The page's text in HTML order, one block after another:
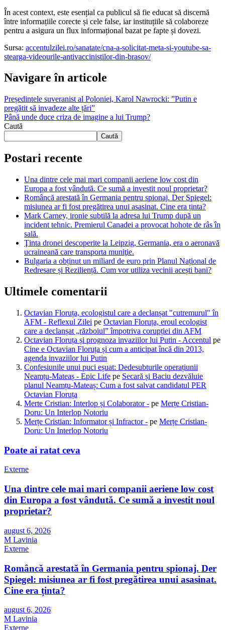
În acest context, este esențial ca publicul să fie educat să discernă
între informațiile corecte și cele false, iar instituțiile să colaboreze
pentru a asigura un flux informațional bazat pe fapte și dovezi.
Sursa: accentulzilei.ro/sanatate/cna-a-solicitat-meta-si-youtube-sa-
stearga-videourile-antivaccinistilor-din-brasov/
Navigare în articole
Președintele suveranist al Poloniei, Karol Nawrocki: ”Putin e
pregătit să invadeze alte țări”
Până unde duce criza de imagine a lui Trump?
Caută
Caută
Postari recente
Una dintre cele mai mari companii aeriene low cost din
Europa a fost vândută. Ce sumă a investit noul proprietar?
Româncă arestată în Germania pentru spionaj. Der Spiegel:
misiunea ar fi fost pregătirea unui asasinat. Cine era ținta?
Mark Carney, ironie subtilă la adresa lui Trump după un
incident tehnic. Premierul Canadei a provocat hohote de râs în
sală.
Ţinta dronei descoperite la Leipzig, Germania, era o aeronavă
ucraineană care transporta muniţie.
Bulgaria a obținut un miliard de euro prin Planul Național de
Redresare și Reziliență. Cum vor utiliza vecinii acești bani?
Ultimele comentarii
Octavian Floruța, ecologistul care a declanșat "cutremurul" în
AFM - Reflexul Zilei pe Octavian Floruța, eroul ecologist
care a declanșat „războiul” împotriva corupției din AFM
Octavian Floruța și prognoza invaziilor lui Putin - Accentul pe
Cine e Octavian Floruța și cum a anticipat încă din 2013,
agenda invaziilor lui Putin
Confesiunile unui puci eșuat: Dedesubturile operațiunii
Neamțu-Mateaș - Epic Life pe Secară și Baciu dezvăluie
planul Neamțu-Mateaș: Cum a fost salvat candidatul PER
Octavian Floruța
Merte Cristian: Interlop și Colaborator - pe Merțe Cristian-
Doru: Un Interlop Notoriu
Merțe Cristian: Informator și Infractor - pe Merțe Cristian-
Doru: Un Interlop Notoriu
Poate ai ratat ceva
Externe
Una dintre cele mai mari companii aeriene low cost
din Europa a fost vândută. Ce sumă a investit noul
proprietar?
august 6, 2026
M Lavinia
Externe
Româncă arestată în Germania pentru spionaj. Der
Spiegel: misiunea ar fi fost pregătirea unui asasinat.
Cine era ținta?
august 6, 2026
M Lavinia
Externe